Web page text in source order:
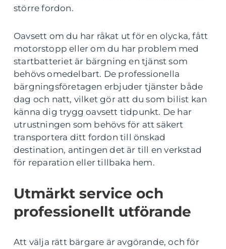
större fordon.
Oavsett om du har råkat ut för en olycka, fått
motorstopp eller om du har problem med
startbatteriet är bärgning en tjänst som
behövs omedelbart. De professionella
bärgningsföretagen erbjuder tjänster både
dag och natt, vilket gör att du som bilist kan
känna dig trygg oavsett tidpunkt. De har
utrustningen som behövs för att säkert
transportera ditt fordon till önskad
destination, antingen det är till en verkstad
för reparation eller tillbaka hem.
Utmärkt service och
professionellt utförande
Att välja rätt bärgare är avgörande, och för